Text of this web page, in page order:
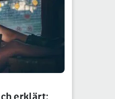
erklärt: